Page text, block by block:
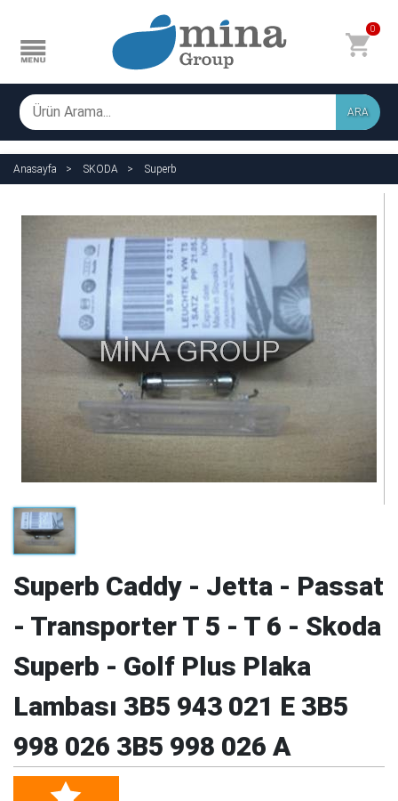
0
ARA
Anasayfa SKODA Superb
Superb Caddy - Jetta - Passat
- Transporter T 5 - T 6 - Skoda
Superb - Golf Plus Plaka
Lambası 3B5 943 021 E 3B5
998 026 3B5 998 026 A